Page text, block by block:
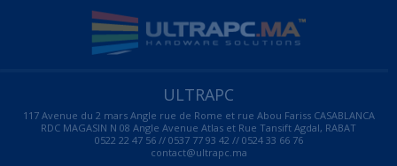
ULTRAPC
117 Avenue du 2 mars Angle rue de Rome et rue Abou Fariss CASABLANCA
RDC MAGASIN N 08 Angle Avenue Atlas et Rue Tansift Agdal, RABAT
0522 22 47 56 // 0537 77 93 42 // 0524 33 66 76
contact@ultrapc.ma